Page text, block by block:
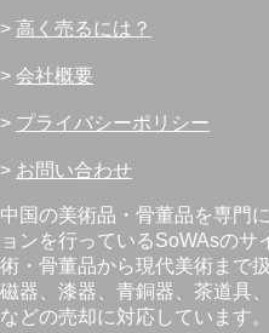
> 高く売るには？
> 会社概要
> プライバシーポリシー
> お問い合わせ
中国の美術品・骨董品を専門
ョンを行っているSoWAsの
術・骨董品から現代美術まで
磁器、漆器、青銅器、茶道具
などの売却に対応しています。